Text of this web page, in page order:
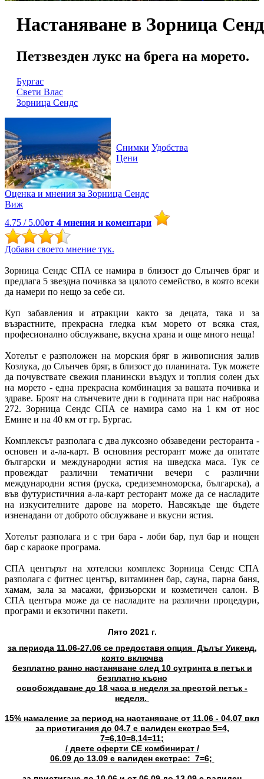
Настаняване в Зорница
Петзвезден лукс на брега на морето.
Бургас
Свети Влас
Зорница Сендс
Снимки Удобства
Цени
Оценка и мнения за Зорница Сендс
Виж
4.75 / 5.00от 4 мнения и коментари
Добави своето мнение тук.
Зорница Сендс СПА се намира в близост до Слънчев бряг и
предлага 5 звездна почивка за цялото семейство, в която всеки
да намери по нещо за себе си.
Куп забавления и атракции както за децата, така и за
възрастните, прекрасна гледка към морето от всяка стая,
професионално обслужване, вкусна храна и още много неща!
Хотелът е разположен на морския бряг в живописния залив
Козлука, до Слънчев бряг, в близост до планината. Тук можете
да почувствате свежия планински въздух и топлия солен дъх
на морето - една прекрасна комбинация за вашата почивка и
здраве. Броят на слънчевите дни в годината при нас наброява
272. Зорница Сендс СПА се намира само на 1 км от нос
Емине и на 40 км от гр. Бургас.
Комплексът разполага с два луксозно обзаведени ресторанта -
основен и а-ла-карт. В основния ресторант може да опитате
български и международни ястия на шведска маса. Тук се
провеждат различни тематични вечери с различни
международни ястия (руска, средиземноморска, българска), а
във футуристичния а-ла-карт ресторант може да се насладите
на изкусителните дарове на морето. Навсякъде ще бъдете
изненадани от доброто обслужване и вкусни ястия.
Хотелът разполага и с три бара - лоби бар, пул бар и нощен
бар с караоке програма.
СПА центърът на хотелски комплекс Зорница Сендс СПА
разполага с фитнес център, витаминен бар, сауна, парна баня,
хамам, зала за масажи, фризьорски и козметичен салон. В
СПА центъра може да се насладите на различни процедури,
програми и екзотични пакети.
Лято 2021 г.
за периода 11.06-27.06 се предоставя опция Дълъг Уикенд,
която включва
безплатно ранно настаняване след 10 сутринта в петък и
безплатно късно
освобождаване до 18 часа в неделя за престой петък -
неделя.
15% намаление за период на настаняване от 11.06 - 04.07 вкл
за пристигания до 04.7 е валиден екстрас 5=4,
7=6,10=8,14=11;
/ двете оферти СЕ комбинират /
06.09 до 13.09 е валиден екстрас: 7=6;